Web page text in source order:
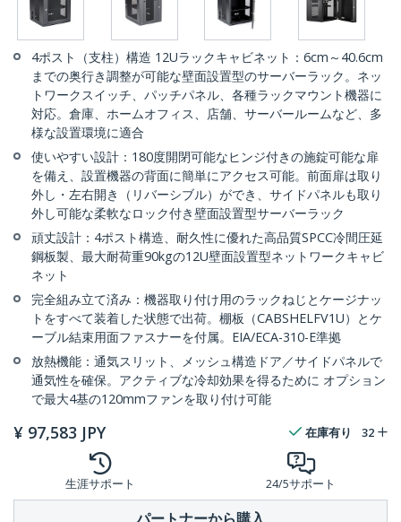
4ポスト（支柱）構造 12Uラックキャビネット：6cm～40.6cm
までの奥行き調整が可能な壁面設置型のサーバーラック。ネッ
トワークスイッチ、パッチパネル、各種ラックマウント機器に
対応。倉庫、ホームオフィス、店舗、サーバールームなど、多
様な設置環境に適合
使いやすい設計：180度開閉可能なヒンジ付きの施錠可能な扉
を備え、設置機器の背面に簡単にアクセス可能。前面扉は取り
外し・左右開き（リバーシブル）ができ、サイドパネルも取り
外し可能な柔軟なロック付き壁面設置型サーバーラック
頑丈設計：4ポスト構造、耐久性に優れた高品質SPCC冷間圧延
鋼板製、最大耐荷重90kgの12U壁面設置型ネットワークキャビ
ネット
完全組み立て済み：機器取り付け用のラックねじとケージナッ
トをすべて装着した状態で出荷。棚板（CABSHELFV1U）とケ
ーブル結束用面ファスナーを付属。EIA/ECA-310-E準拠
放熱機能：通気スリット、メッシュ構造ドア／サイドパネルで
通気性を確保。アクティブな冷却効果を得るために オプション
で最大4基の120mmファンを取り付け可能
¥ 97,583 JPY 在庫有り 32
生涯サポート 24/5サポート
パートナーから購入